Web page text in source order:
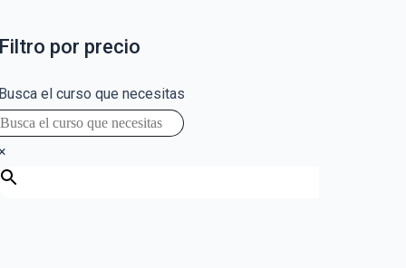
por precio
el curso que necesitas